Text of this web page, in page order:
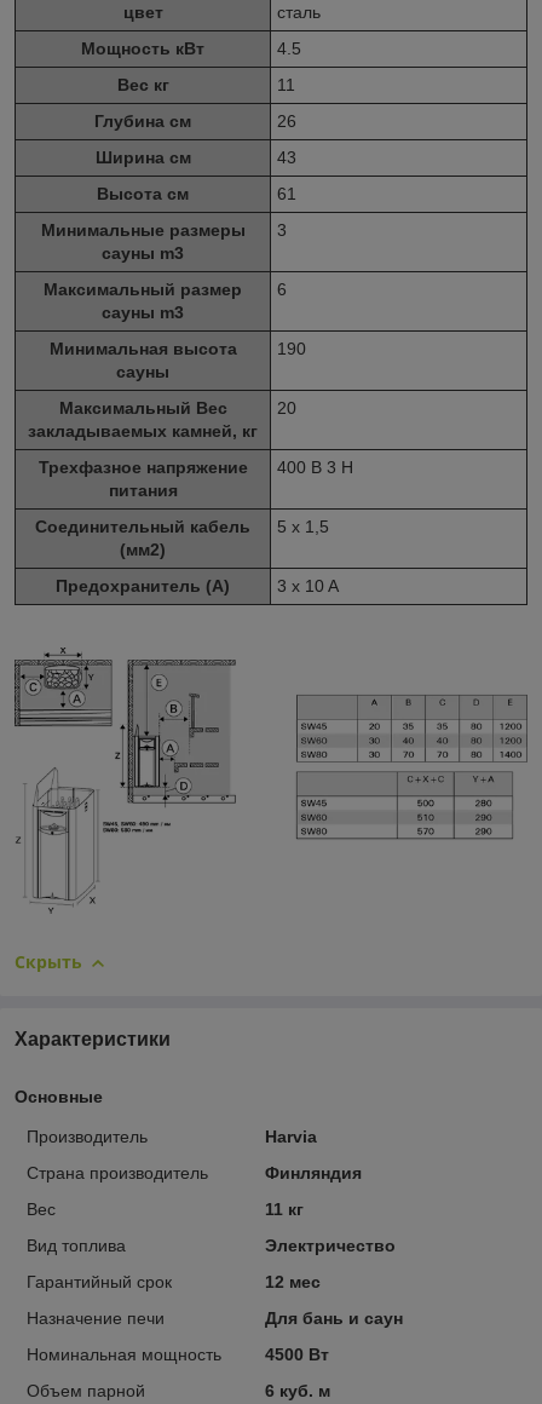
цвет
сталь
Мощность кВт
4.5
Вес кг
11
Глубина см
26
Ширина см
43
Высота см
61
Минимальные размеры
сауны m3
3
Максимальный размер
сауны m3
6
Минимальная высота
сауны
190
Максимальный Вес
закладываемых камней, кг
20
Трехфазное напряжение
питания
400 В 3 Н
Соединительный кабель
(мм2)
5 x 1,5
Предохранитель (A) 3 x 10 A
Скрыть
Характеристики
Основные
Производитель
Harvia
Страна производитель
Финляндия
Вес
11 кг
Вид топлива
Электричество
Гарантийный срок
12 мес
Назначение печи
Для бань и саун
Номинальная мощность
4500 Вт
Объем парной
6 куб. м